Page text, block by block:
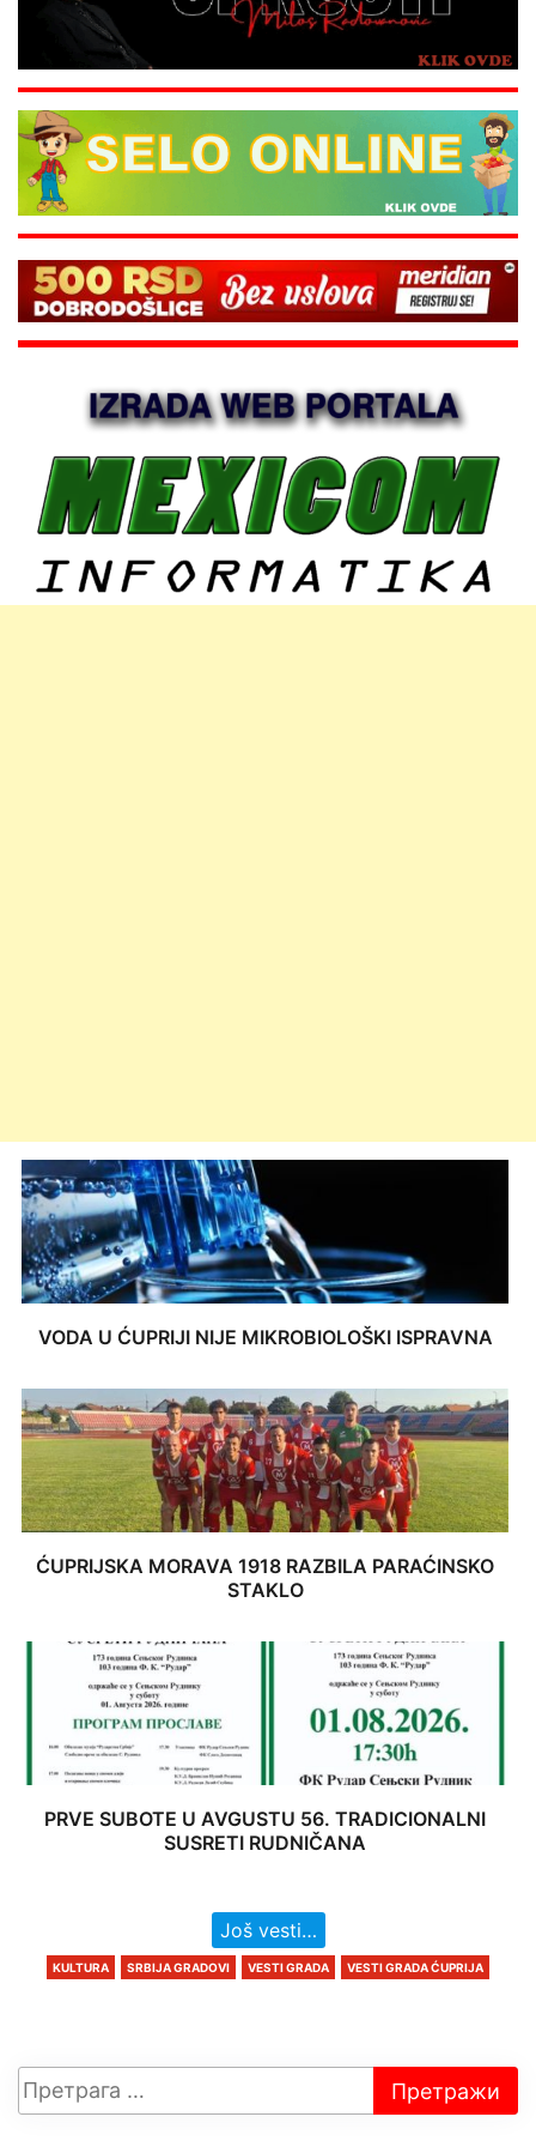
VODA U ĆUPRIJI NIJE MIKROBIOLOŠKI ISPRAVNA
ĆUPRIJSKA MORAVA 1918 RAZBILA PARAĆINSKO
STAKLO
PRVE SUBOTE U AVGUSTU 56. TRADICIONALNI
SUSRETI RUDNIČANA
Još vesti…
KULTURA SRBIJA GRADOVI VESTI GRADA VESTI GRADA ĆUPRIJA